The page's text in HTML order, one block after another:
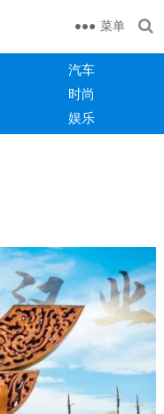
菜单
汽车
时尚
娱乐